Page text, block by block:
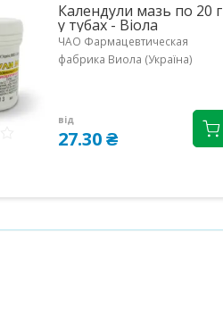
Календули мазь по 20 г
у тубах - Віола
ЧАО Фармацевтическая
фабрика Виола (Україна)
від
27.30 ₴